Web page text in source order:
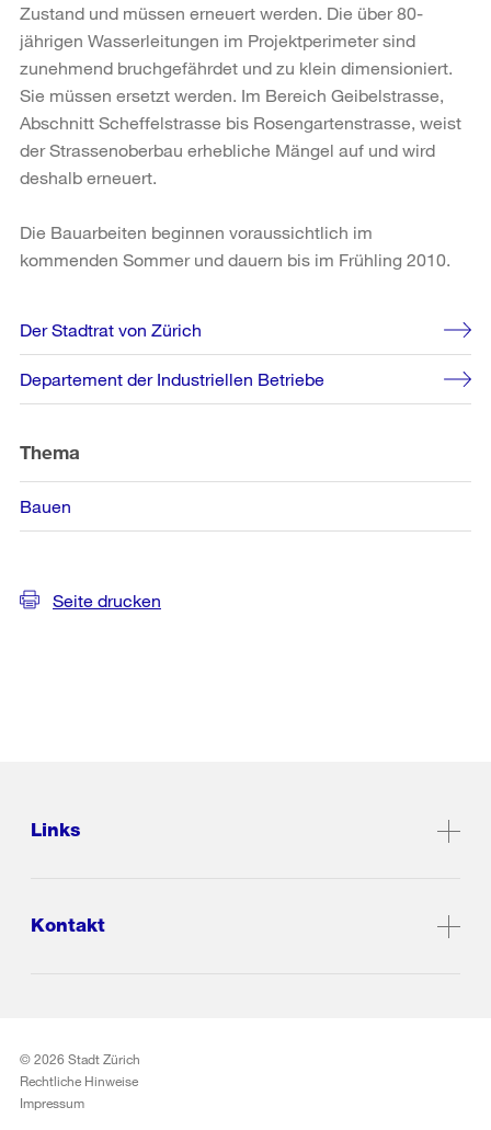
Zustand und müssen erneuert werden. Die über 80-
jährigen Wasserleitungen im Projektperimeter sind
zunehmend bruchgefährdet und zu klein dimensioniert.
Sie müssen ersetzt werden. Im Bereich Geibelstrasse,
Abschnitt Scheffelstrasse bis Rosengartenstrasse, weist
der Strassenoberbau erhebliche Mängel auf und wird
deshalb erneuert.
Die Bauarbeiten beginnen voraussichtlich im
kommenden Sommer und dauern bis im Frühling 2010.
Weitere
Informationen
Der Stadtrat von Zürich
Departement der Industriellen Betriebe
Thema
Bauen
Seite drucken
Links
Kontakt
© 2026 Stadt Zürich
Rechtliche Hinweise
Impressum